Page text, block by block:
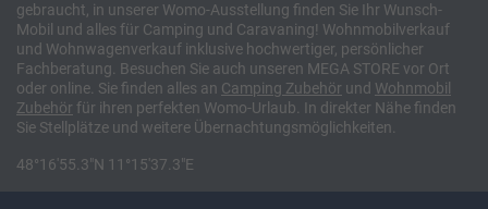
gebraucht, in unserer Womo-Ausstellung finden Sie Ihr Wunsch-
Mobil und alles für Camping und Caravaning! Wohnmobilverkauf
und Wohnwagenverkauf inklusive hochwertiger, persönlicher
Fachberatung. Besuchen Sie auch unseren MEGA STORE vor Ort
oder online. Sie finden alles an Camping Zubehör und Wohnmobil
Zubehör für ihren perfekten Womo-Urlaub. In direkter Nähe finden
Sie Stellplätze und weitere Übernachtungsmöglichkeiten.
48°16'55.3"N 11°15'37.3"E